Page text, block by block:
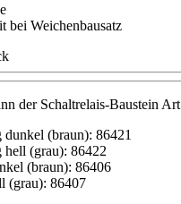
bei Weichenbausatz
der Schaltrelais-Baustein
dunkel (braun): 86421
hell (grau): 86422
(braun): 86406
(grau): 86407